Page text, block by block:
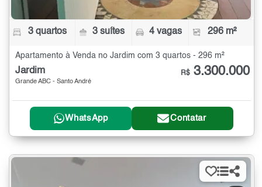
3 quartos 3 suítes 4 vagas 296 m²
Apartamento à Venda no Jardim com 3 quartos - 296 m²
Jardim
Grande ABC - Santo André
R$ 3.300.000
WhatsApp Contatar